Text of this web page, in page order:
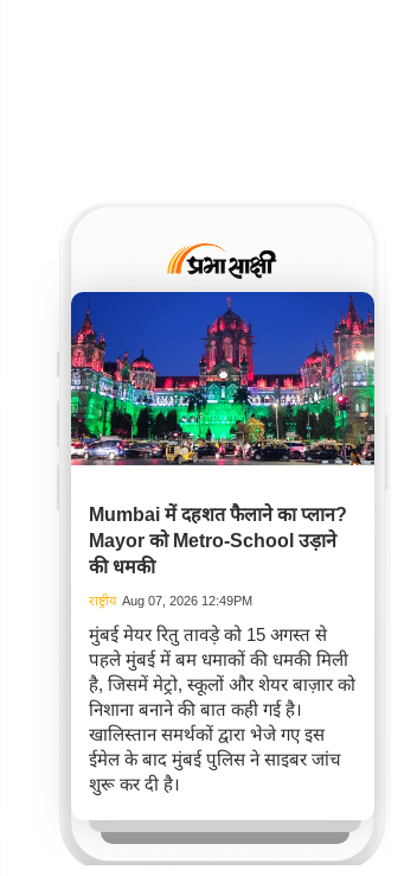
Mumbai में दहशत फैलाने का प्लान?
Mayor को Metro-School उड़ाने
की धमकी
राष्ट्रीय Aug 07, 2026 12:49PM
मुंबई मेयर रितु तावड़े को 15 अगस्त से
पहले मुंबई में बम धमाकों की धमकी मिली
है, जिसमें मेट्रो, स्कूलों और शेयर बाज़ार को
निशाना बनाने की बात कही गई है।
खालिस्तान समर्थकों द्वारा भेजे गए इस
ईमेल के बाद मुंबई पुलिस ने साइबर जांच
शुरू कर दी है।